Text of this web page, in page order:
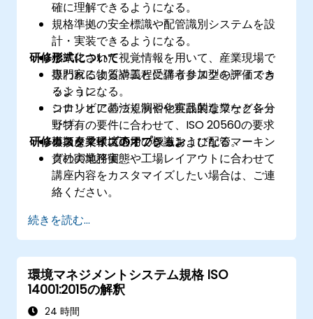
確に理解できるようになる。
規格準拠の安全標識や配管識別システムを設
計・実装できるようになる。
標準化された視覚情報を用いて、産業現場で
扱われる物質や工程に伴うリスクを評価でき
るようになる。
コロンビアの法規制や化粧品製造業など各分
野特有の要件に合わせて、ISO 20560の要求
事項を柔軟に適用できるようになる。
研修形式について
専門家による講義と受講者参加型のディスカ
ッション。
シナリオに基づく演習や実践的なワークショ
ップ。
模擬産業環境下での標識および配管マーキン
グの実地評価。
研修カスタマイズのオプション
貴社の業務実態や工場レイアウトに合わせて
講座内容をカスタマイズしたい場合は、ご連
絡ください。
続きを読む...
環境マネジメントシステム規格 ISO
14001:2015の解釈
24 時間